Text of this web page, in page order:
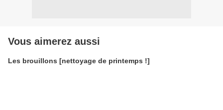
Vous aimerez aussi
Les brouillons [nettoyage de printemps !]